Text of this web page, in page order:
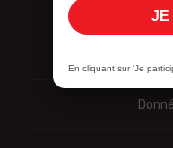
JE
En cliquant sur 'Je